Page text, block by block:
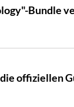
Bundle
offiziellen